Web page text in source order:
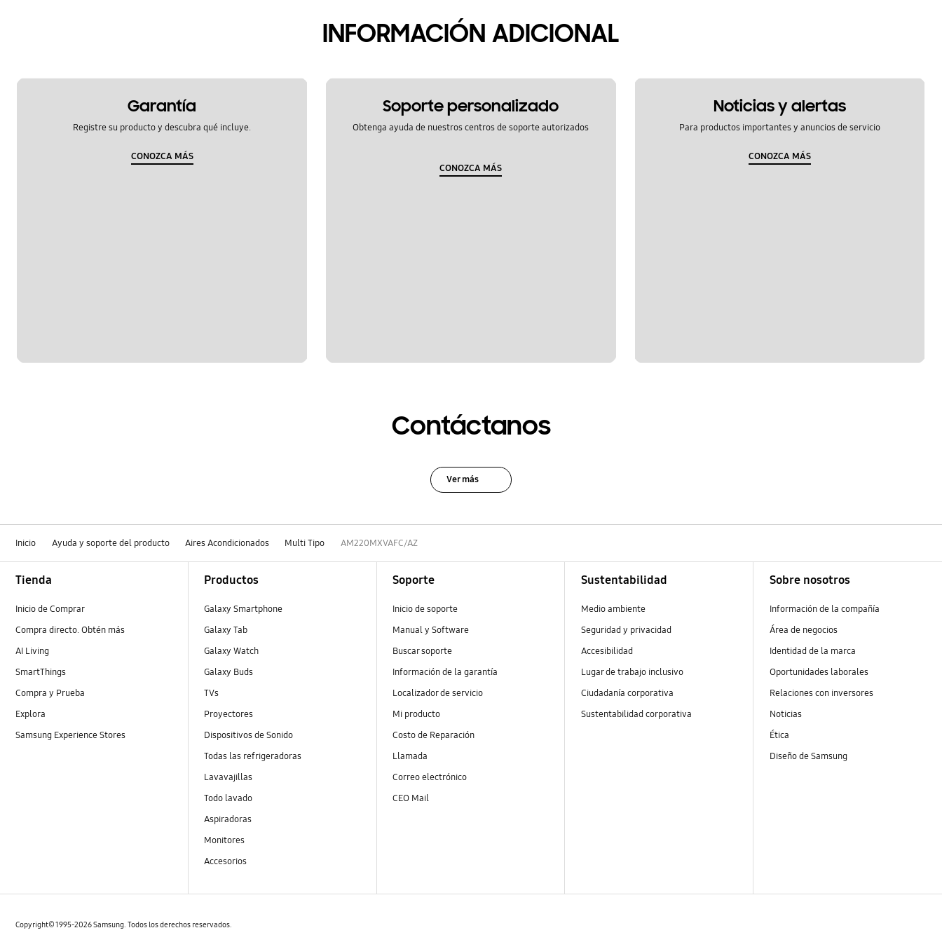
INFORMACIÓN ADICIONAL
Garantía
Registre su producto y descubra qué incluye.
CONOZCA MÁS
Soporte personalizado
Obtenga ayuda de nuestros centros de soporte autorizados
CONOZCA MÁS
Noticias y alertas
Para productos importantes y anuncios de servicio
CONOZCA MÁS
Contáctanos
Ver más
Inicio Ayuda y soporte del producto Aires Acondicionados Multi Tipo AM220MXVAFC/AZ
Tienda
Inicio de Comprar
Compra directo. Obtén más
AI Living
SmartThings
Compra y Prueba
Explora
Samsung Experience Stores
Productos
Galaxy Smartphone
Galaxy Tab
Galaxy Watch
Galaxy Buds
TVs
Proyectores
Dispositivos de Sonido
Todas las refrigeradoras
Lavavajillas
Todo lavado
Aspiradoras
Monitores
Accesorios
Soporte
Inicio de soporte
Manual y Software
Buscar soporte
Información de la garantía
Localizador de servicio
Mi producto
Costo de Reparación
Llamada
Correo electrónico
CEO Mail
Sustentabilidad
Medio ambiente
Seguridad y privacidad
Accesibilidad
Lugar de trabajo inclusivo
Ciudadanía corporativa
Sustentabilidad corporativa
Sobre nosotros
Información de la compañía
Área de negocios
Identidad de la marca
Oportunidades laborales
Relaciones con inversores
Noticias
Ética
Diseño de Samsung
Copyright© 1995-2026 Samsung. Todos los derechos reservados.